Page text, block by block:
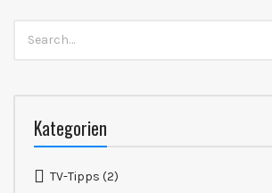
for:
Kategorien
TV-Tipps (2)